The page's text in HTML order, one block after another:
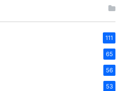
111
65
56
53